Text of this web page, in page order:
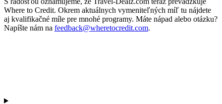
Where to Credit. Okrem aktuálnych vymeniteľných míľ tu nájdete
aj kvalifikačné míle pre mnohé programy. Máte nápad alebo otázku?
Napíšte nám na feedback@wheretocredit.com.